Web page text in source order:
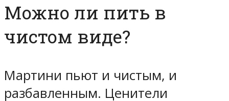
Можно ли пить в
чистом виде?
Мартини пьют и чистым, и
разбавленным. Ценители